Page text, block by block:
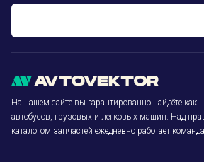
На нашем сайте вы гарантированно найдёте как
автобусов, грузовых и легковых машин. Над
каталогом запчастей ежедневно работает